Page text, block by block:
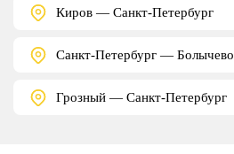
Киров — Санкт-Петербург
Санкт-Петербург — Болычево
Грозный — Санкт-Петербург